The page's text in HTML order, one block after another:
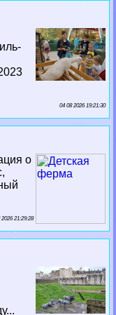
04 08 2026 19:21:30
о
2026 21:29:28